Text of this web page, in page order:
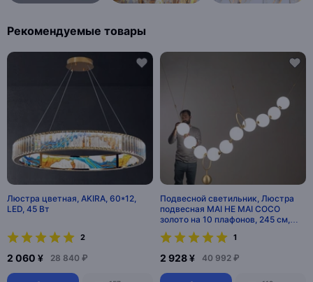
Рекомендуемые товары
Люстра цветная, AKIRA, 60*12,
LED, 45 Вт
2
2 060 ¥ 28 840 ₽
Подвесной светильник, Люстра
подвесная MAI HE MAI COCO
золото на 10 плафонов, 245 см,
диаметр плафона 20 см, E27, 40 Вт
1
2 928 ¥ 40 992 ₽